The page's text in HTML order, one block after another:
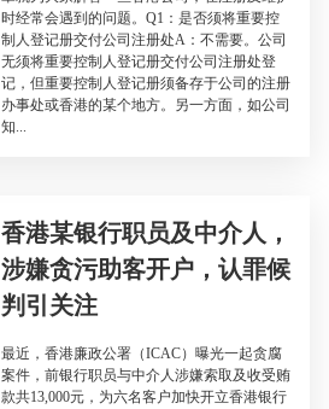
时经常会遇到的问题。Q1：是否须将重要控
制人登记册交付公司注册处A：不需要。公司
无须将重要控制人登记册交付公司注册处登
记，但重要控制人登记册须备存于公司的注册
办事处或香港的某个地方。另一方面，如公司
知...
香港某银行职员及中介人，
涉嫌贪污助客开户，认罪候
判引关注
最近，香港廉政公署（ICAC）曝光一起贪腐
案件，前银行职员与中介人涉嫌索取及收受贿
款共13,000元，为六名客户加快开立香港银行